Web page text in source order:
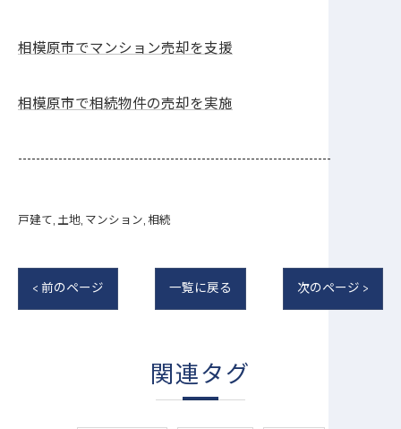
相模原市でマンション売却を支援
相模原市で相続物件の売却を実施
----------------------------------------------------------------------
戸建て 土地 マンション 相続
< 前のページ 一覧に戻る 次のページ >
関連タグ